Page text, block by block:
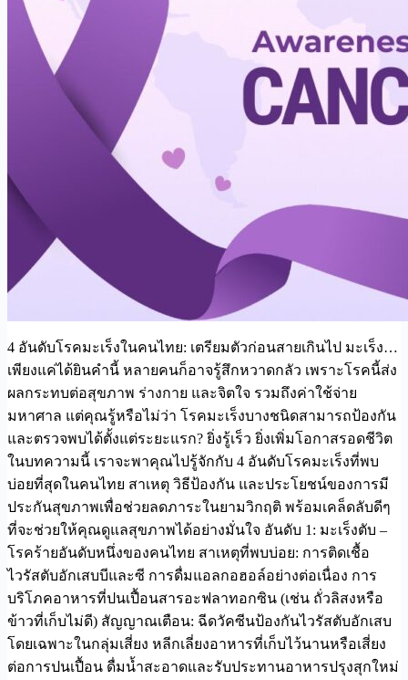
4 อันดับโรคมะเร็งในคนไทย: เตรียมตัวก่อนสายเกินไป มะเร็ง…
เพียงแค่ได้ยินคำนี้ หลายคนก็อาจรู้สึกหวาดกลัว เพราะโรคนี้ส่ง
ผลกระทบต่อสุขภาพ ร่างกาย และจิตใจ รวมถึงค่าใช้จ่าย
มหาศาล แต่คุณรู้หรือไม่ว่า โรคมะเร็งบางชนิดสามารถป้องกัน
และตรวจพบได้ตั้งแต่ระยะแรก? ยิ่งรู้เร็ว ยิ่งเพิ่มโอกาสรอดชีวิต
ในบทความนี้ เราจะพาคุณไปรู้จักกับ 4 อันดับโรคมะเร็งที่พบ
บ่อยที่สุดในคนไทย สาเหตุ วิธีป้องกัน และประโยชน์ของการมี
ประกันสุขภาพเพื่อช่วยลดภาระในยามวิกฤติ พร้อมเคล็ดลับดีๆ
ที่จะช่วยให้คุณดูแลสุขภาพได้อย่างมั่นใจ อันดับ 1: มะเร็งตับ –
โรคร้ายอันดับหนึ่งของคนไทย สาเหตุที่พบบ่อย: การติดเชื้อ
ไวรัสตับอักเสบบีและซี การดื่มแอลกอฮอล์อย่างต่อเนื่อง การ
บริโภคอาหารที่ปนเปื้อนสารอะฟลาทอกซิน (เช่น ถั่วลิสงหรือ
ข้าวที่เก็บไม่ดี) สัญญาณเตือน: ฉีดวัคซีนป้องกันไวรัสตับอักเสบ
โดยเฉพาะในกลุ่มเสี่ยง หลีกเลี่ยงอาหารที่เก็บไว้นานหรือเสี่ยง
ต่อการปนเปื้อน ดื่มน้ำสะอาดและรับประทานอาหารปรุงสุกใหม่